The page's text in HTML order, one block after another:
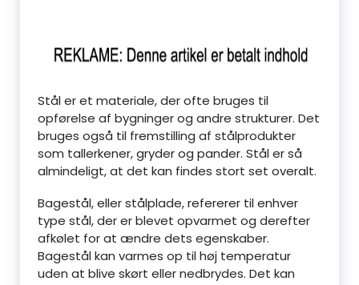
Stål er et materiale, der ofte bruges til
opførelse af bygninger og andre strukturer. Det
bruges også til fremstilling af stålprodukter
som tallerkener, gryder og pander. Stål er så
almindeligt, at det kan findes stort set overalt.
Bagestål, eller stålplade, refererer til enhver
type stål, der er blevet opvarmet og derefter
afkølet for at ændre dets egenskaber.
Bagestål kan varmes op til høj temperatur
uden at blive skørt eller nedbrydes. Det kan